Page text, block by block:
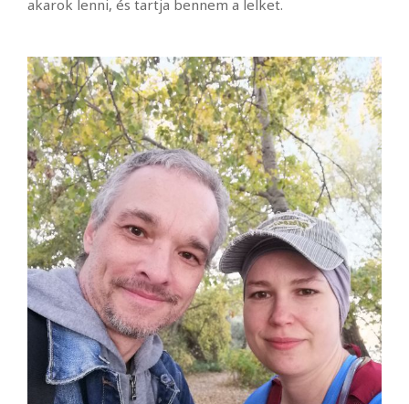
akarok lenni, és tartja bennem a lelket.